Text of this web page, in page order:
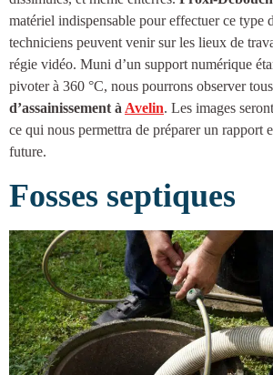
matériel indispensable pour effectuer ce type
techniciens peuvent venir sur les lieux de
régie vidéo. Muni d’un support numérique
pivoter à 360 °C, nous pourrons observer
d’assainissement àAvelin. Les images
ce qui nous permettra de préparer un rapport
future.
Fosses septiques